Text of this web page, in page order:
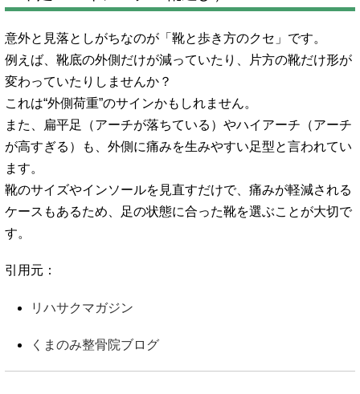
意外と見落としがちなのが「靴と歩き方のクセ」です。
例えば、靴底の外側だけが減っていたり、片方の靴だけ形が
変わっていたりしませんか？
これは“外側荷重”のサインかもしれません。
また、扁平足（アーチが落ちている）やハイアーチ（アーチ
が高すぎる）も、外側に痛みを生みやすい足型と言われてい
ます。
靴のサイズやインソールを見直すだけで、痛みが軽減される
ケースもあるため、足の状態に合った靴を選ぶことが大切で
す。
引用元：
リハサクマガジン
くまのみ整骨院ブログ